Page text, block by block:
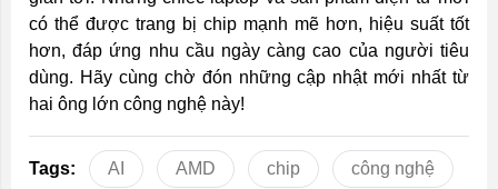
có thể được trang bị chip mạnh mẽ hơn, hiệu suất tốt
hơn, đáp ứng nhu cầu ngày càng cao của người tiêu
dùng. Hãy cùng chờ đón những cập nhật mới nhất từ
hai ông lớn công nghệ này!
Tags: AI AMD chip công nghệ